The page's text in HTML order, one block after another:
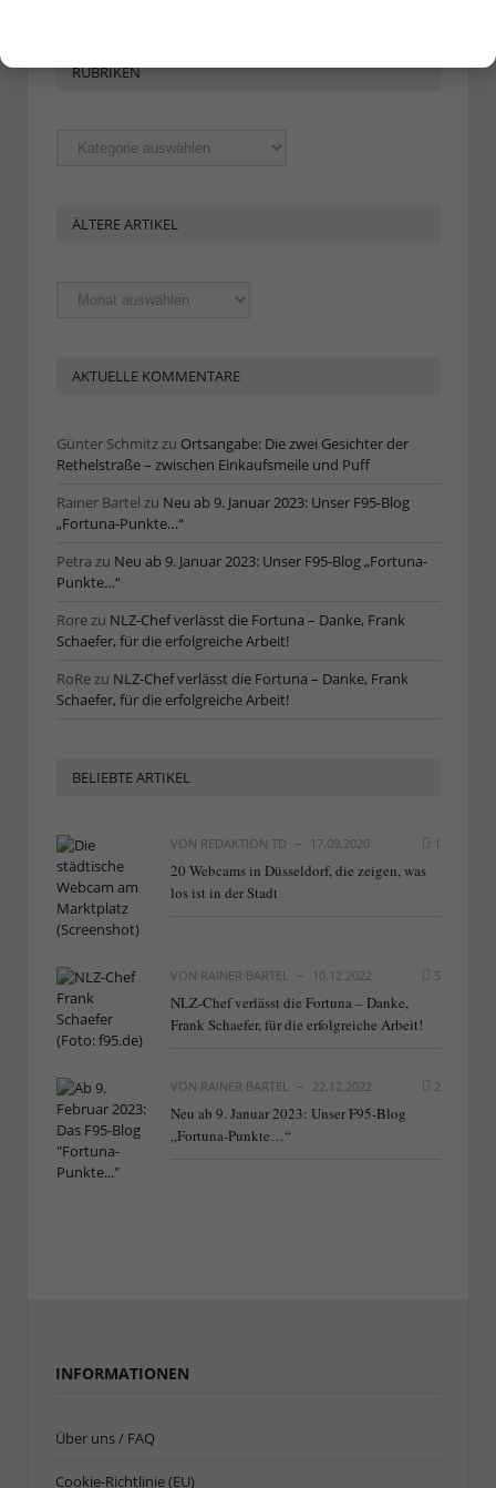
RUBRIKEN
Rubriken
ÄLTERE ARTIKEL
Ältere
Artikel
AKTUELLE KOMMENTARE
Günter Schmitzzu Ortsangabe: Die zwei Gesichter der
Rethelstraße – zwischen Einkaufsmeile und Puff
Rainer Bartel zu Neu ab 9. Januar 2023: Unser F95-Blog
„Fortuna-Punkte…“
Petra zu Neu ab 9. Januar 2023: Unser F95-Blog „Fortuna-
Punkte…“
Rorezu NLZ-Chef verlässt die Fortuna – Danke, Frank
Schaefer, für die erfolgreiche Arbeit!
RoRezu NLZ-Chef verlässt die Fortuna – Danke, Frank
Schaefer, für die erfolgreiche Arbeit!
BELIEBTE ARTIKEL
VON REDAKTION TD 17.09.2020 1
20 Webcams in Düsseldorf, die zeigen, was
los ist in der Stadt
VON RAINER BARTEL 10.12.2022 5
NLZ-Chef verlässt die Fortuna – Danke,
Frank Schaefer, für die erfolgreiche Arbeit!
VON RAINER BARTEL 22.12.2022 2
Neu ab 9. Januar 2023: Unser F95-Blog
„Fortuna-Punkte…“
INFORMATIONEN
Über uns / FAQ
Cookie-Richtlinie (EU)